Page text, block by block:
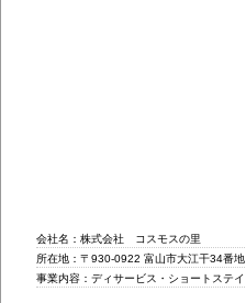
会社名：株式会社 コスモスの里
所在地：〒930-0922 富山市大江干34番地
事業内容：ディサービス・ショートステイ